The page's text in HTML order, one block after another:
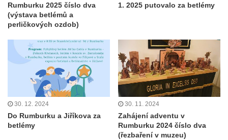
Rumburku 2025 číslo dva
(výstava betlémů a
perličkových ozdob)
1. 2025 putovalo za betlémy
30. 12. 2024
Do Rumburku a Jiříkova za
betlémy
30. 11. 2024
Zahájení adventu v
Rumburku 2024 číslo dva
(řezbaření v muzeu)